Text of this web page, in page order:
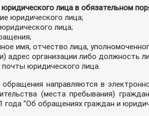
лица в обязательном
юридического лица;
лица;
имя, отчество лица,
адрес организации либо должность
юридического лица.
направляются в
(места пребывания)
года ”Об обращениях граждан и